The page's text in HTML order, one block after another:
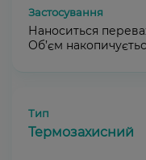
Наноситься
Об’єм
Термозахисний